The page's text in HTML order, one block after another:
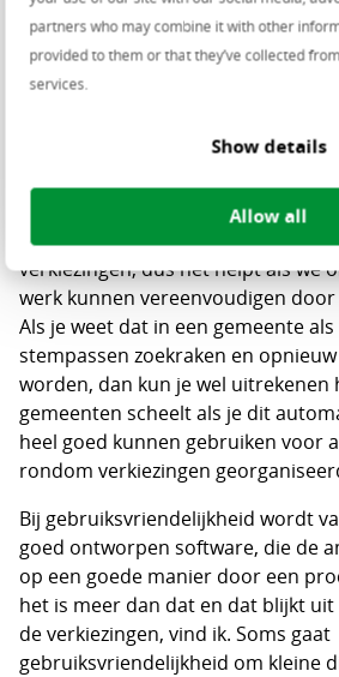
partners who may combine it with other
provided to them or that they’ve collected
services.
Show details
Allow all
aanvraag geldig is. Daarna wordt
voor het aanvragen van een
(die nodig is als je buiten je eigen
kiezersregister doorgevoerd en
bij het aanvragen van een
Gemeenten hebben veel werk aan
verkiezingen, dus het helpt als we
werk kunnen vereenvoudigen
Als je weet dat in een gemeente als
stempassen zoekraken en
worden, dan kun je wel uitrekenen
gemeenten scheelt als je dit
heel goed kunnen gebruiken voor
rondom verkiezingen
Bij gebruiksvriendelijkheid wordt
goed ontworpen software, die de
op een goede manier door een
het is meer dan dat en dat blijkt
de verkiezingen, vind ik. Soms gaat
gebruiksvriendelijkheid om kleine